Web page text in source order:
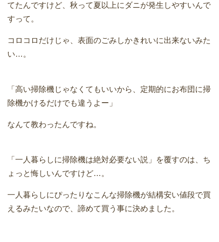
てたんですけど、秋って夏以上にダニが発生しやすいんで
すって。
コロコロだけじゃ、表面のごみしかきれいに出来ないみた
い…。
「高い掃除機じゃなくてもいいから、定期的にお布団に掃
除機かけるだけでも違うよー」
なんて教わったんですね。
「一人暮らしに掃除機は絶対必要ない説」を覆すのは、ち
ょっと悔しいんですけど…。
一人暮らしにぴったりなこんな掃除機が結構安い値段で買
えるみたいなので、諦めて買う事に決めました。